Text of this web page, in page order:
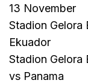
13 November
Stadion Gelora
Ekuador
Stadion Gelora
vs Panama